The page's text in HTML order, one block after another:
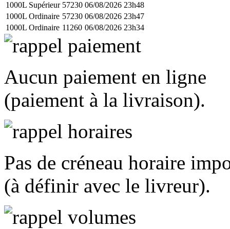
1000L Supérieur 57230 06/08/2026 23h48
1000L Ordinaire 57230 06/08/2026 23h47
1000L Ordinaire 11260 06/08/2026 23h34
Aucun paiement en ligne
(paiement à la livraison).
Pas de créneau horaire
(à définir avec le livreur).